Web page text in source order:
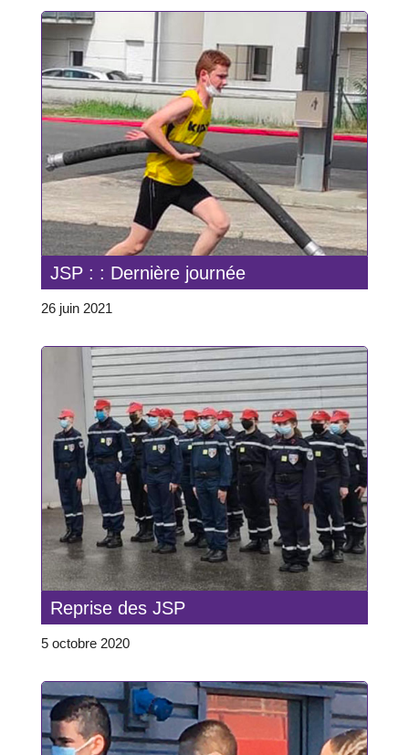
JSP : : Dernière journée
26 juin 2021
Reprise des JSP
5 octobre 2020